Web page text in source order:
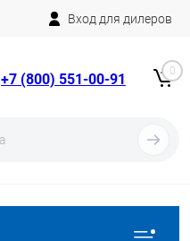
Вход для дилеров
+7 (800) 551-00-91 0